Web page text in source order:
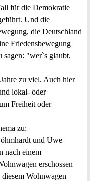
für die Demokratie
Und die
die Deutschland
Friedensbewegung
sagen: "wer`s glaubt,
zu viel. Auch hier
lokal- oder
Freiheit oder
zu:
und Uwe
nach einem
erschossen
Wohnwagen